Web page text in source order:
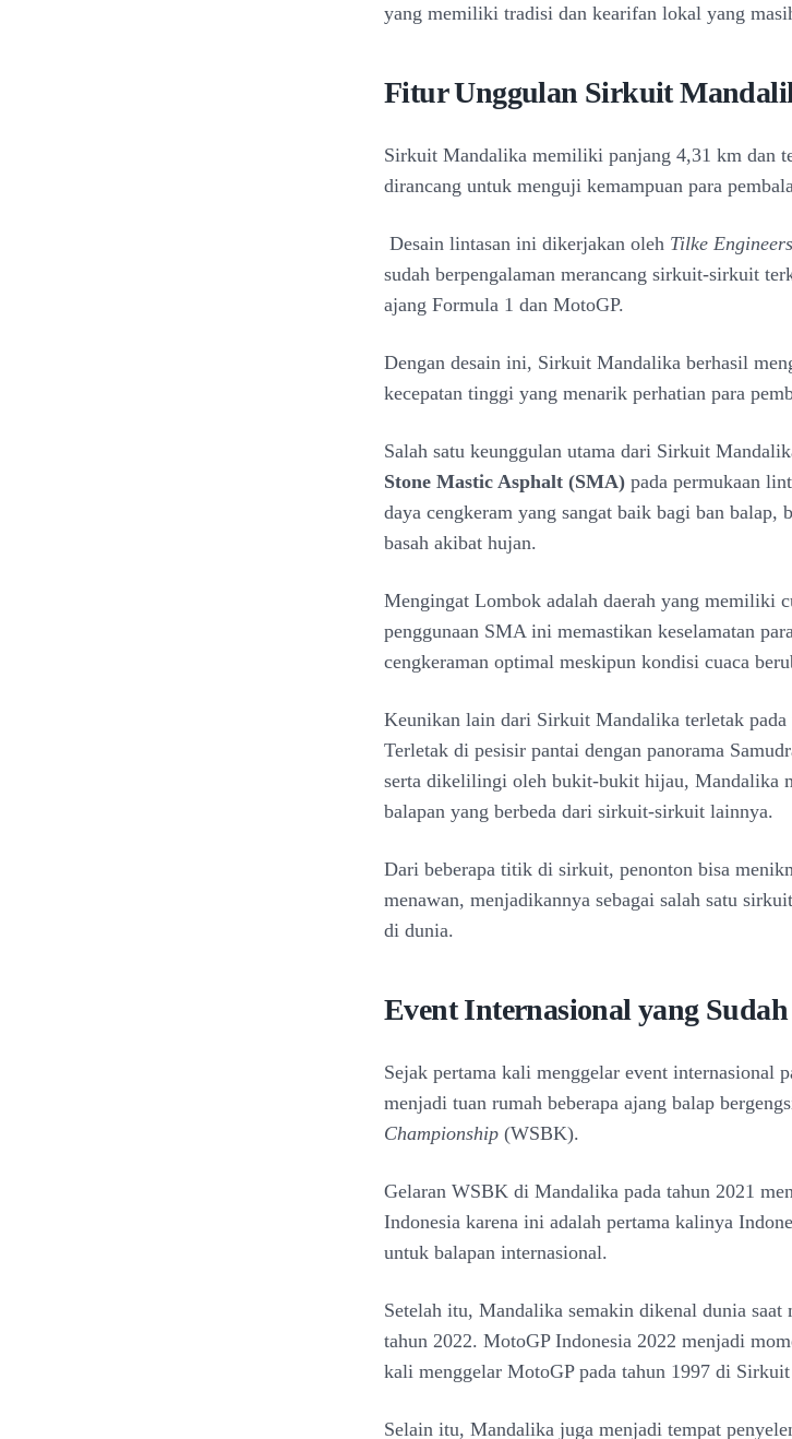
yang memiliki tradisi dan kearifan lokal yang
Fitur Unggulan Sirkuit
Sirkuit Mandalika memiliki panjang 4,31 km dan
dirancang untuk menguji kemampuan para
Desain lintasan ini dikerjakan oleh Tilke
sudah berpengalaman merancang sirkuit-sirkuit
ajang Formula 1 dan MotoGP.
Dengan desain ini, Sirkuit Mandalika berhasil
kecepatan tinggi yang menarik perhatian para
Salah satu keunggulan utama dari Sirkuit
Stone Mastic Asphalt (SMA) pada permukaan
daya cengkeram yang sangat baik bagi ban balap,
basah akibat hujan.
Mengingat Lombok adalah daerah yang memiliki
penggunaan SMA ini memastikan keselamatan
cengkeraman optimal meskipun kondisi cuaca
Keunikan lain dari Sirkuit Mandalika terletak pada
Terletak di pesisir pantai dengan panorama
serta dikelilingi oleh bukit-bukit hijau, Mandalika
balapan yang berbeda dari sirkuit-sirkuit lainnya.
Dari beberapa titik di sirkuit, penonton bisa
menawan, menjadikannya sebagai salah satu
di dunia.
Event Internasional yang
Sejak pertama kali menggelar event internasional
menjadi tuan rumah beberapa ajang balap
Championship (WSBK).
Gelaran WSBK di Mandalika pada tahun 2021
Indonesia karena ini adalah pertama kalinya
untuk balapan internasional.
Setelah itu, Mandalika semakin dikenal dunia saat
tahun 2022. MotoGP Indonesia 2022 menjadi
kali menggelar MotoGP pada tahun 1997 di
Selain itu, Mandalika juga menjadi tempat